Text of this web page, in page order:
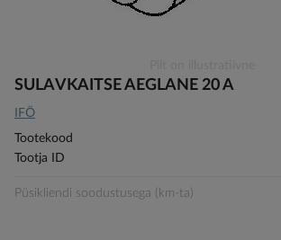
to
beginning
of
the
gallery
SULAVKAITSE AEGLANE 20 A
IFÖ
Tootekood
Tootja ID
Püsikliendi soodustusega (km-ta)